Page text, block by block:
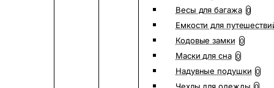
Весы для багажа 0
Емкости для
Кодовые замки 0
Маски для сна 0
Надувные подушки 0